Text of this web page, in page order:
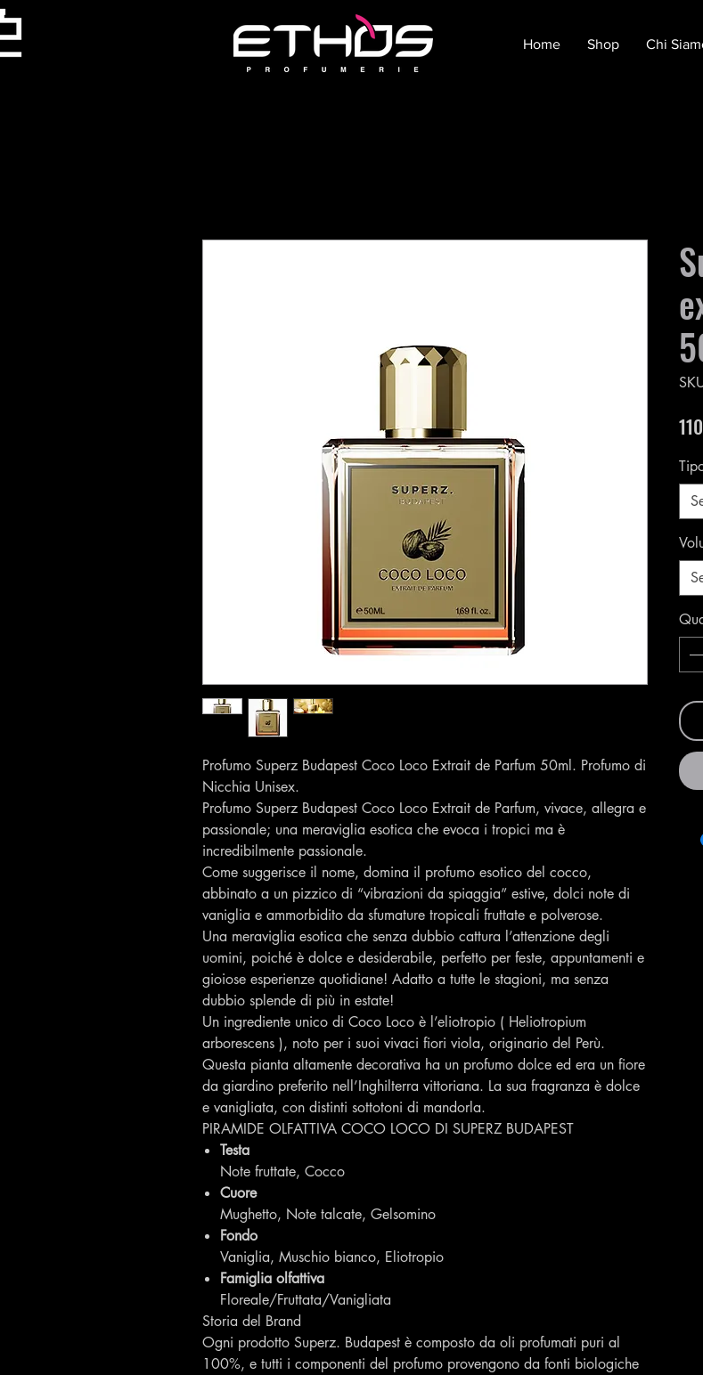
Home Shop Chi
Profumo Superz Budapest Coco Loco Extrait de Parfum 50ml. Profumo di
Nicchia Unisex.
Profumo Superz Budapest Coco Loco Extrait de Parfum, vivace, allegra e
passionale; una meraviglia esotica che evoca i tropici ma è
incredibilmente passionale.
Come suggerisce il nome, domina il profumo esotico del cocco,
abbinato a un pizzico di “vibrazioni da spiaggia” estive, dolci note di
vaniglia e ammorbidito da sfumature tropicali fruttate e polverose.
Una meraviglia esotica che senza dubbio cattura l’attenzione degli
uomini, poiché è dolce e desiderabile, perfetto per feste, appuntamenti e
gioiose esperienze quotidiane! Adatto a tutte le stagioni, ma senza
dubbio splende di più in estate!
Un ingrediente unico di Coco Loco è l’eliotropio ( Heliotropium
arborescens ), noto per i suoi vivaci fiori viola, originario del Perù.
Questa pianta altamente decorativa ha un profumo dolce ed era un fiore
da giardino preferito nell’Inghilterra vittoriana. La sua fragranza è dolce
e vanigliata, con distinti sottotoni di mandorla.
PIRAMIDE OLFATTIVA COCO LOCO DI SUPERZ BUDAPEST
Testa
Note fruttate, Cocco
Cuore
Mughetto, Note talcate, Gelsomino
Fondo
Vaniglia, Muschio bianco, Eliotropio
Famiglia olfattiva
Floreale/Fruttata/Vanigliata
Storia del Brand
Ogni prodotto Superz. Budapest è composto da oli profumati puri al
100%, e tutti i componenti del profumo provengono da fonti biologiche